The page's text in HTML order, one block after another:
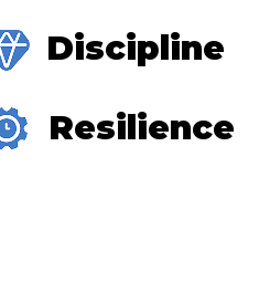
Discipline
Resilience